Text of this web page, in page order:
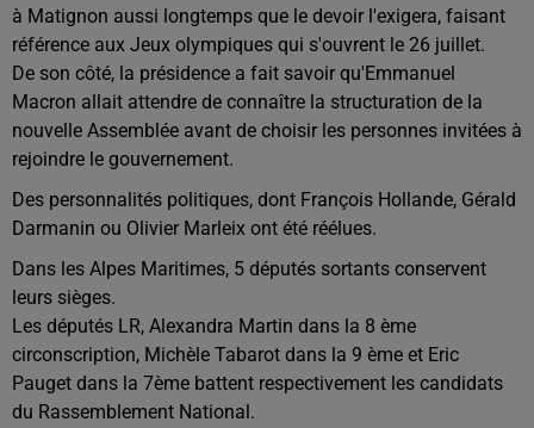
à Matignon aussi longtemps que le devoir l'exigera, faisant
référence aux Jeux olympiques qui s'ouvrent le 26 juillet.
De son côté, la présidence a fait savoir qu'Emmanuel
Macron allait attendre de connaître la structuration de la
nouvelle Assemblée avant de choisir les personnes invitées à
rejoindre le gouvernement.
Des personnalités politiques, dont François Hollande, Gérald
Darmanin ou Olivier Marleix ont été réélues.
Dans les Alpes Maritimes, 5 députés sortants conservent
leurs sièges.
Les députés LR, Alexandra Martin dans la 8 ème
circonscription, Michèle Tabarot dans la 9 ème et Eric
Pauget dans la 7ème battent respectivement les candidats
du Rassemblement National.